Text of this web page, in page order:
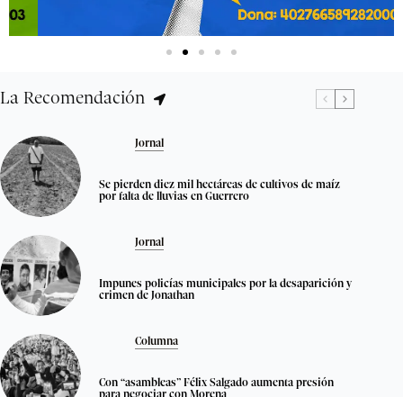
La Recomendación
Jornal
Se pierden diez mil hectáreas de cultivos de maíz
por falta de lluvias en Guerrero
Jornal
Impunes policías municipales por la desaparición y
crimen de Jonathan
Columna
Con “asambleas” Félix Salgado aumenta presión